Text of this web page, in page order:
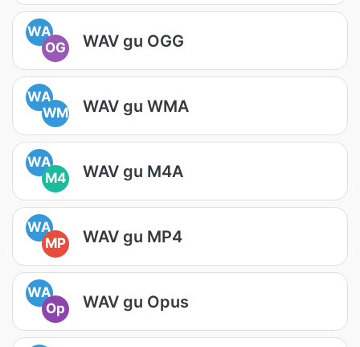
WA
OG
WAV gu OGG
WA
WM
WAV gu WMA
WA
M4
WAV gu M4A
WA
MP
WAV gu MP4
WA
Op
WAV gu Opus